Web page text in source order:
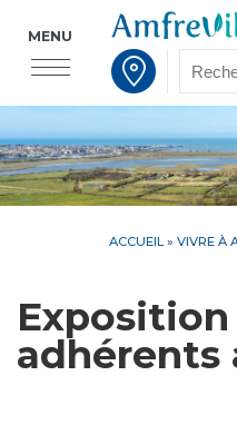
Voir la carte
MENU
ACCUEIL » VIVRE À
adhérents